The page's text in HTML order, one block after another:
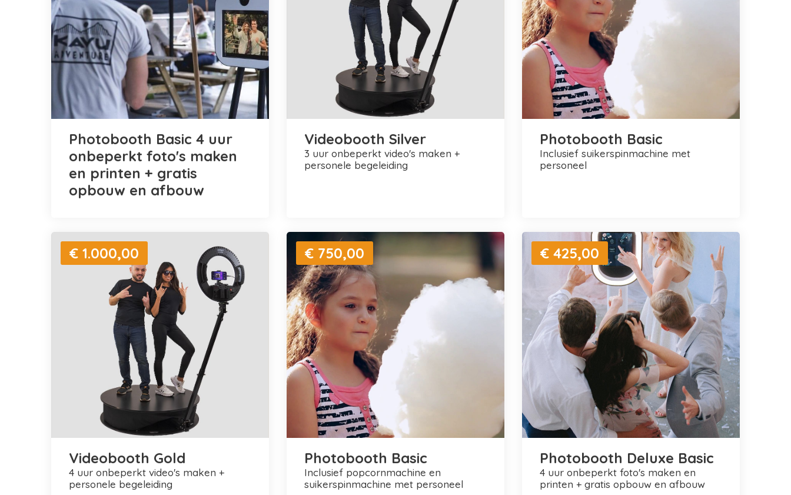
Photobooth Basic 4 uur
onbeperkt foto's maken
en printen + gratis
opbouw en afbouw
Videobooth Silver
3 uur onbeperkt video's maken +
personele begeleiding
Photobooth Basic
inclusief suikerspinmachine met
personeel
€ 1.000,00
Videobooth Gold
4 uur onbeperkt video's maken +
personele begeleiding
€ 750,00
Photobooth Basic
inclusief popcornmachine en
suikerspinmachine met personeel
€ 425,00
Photobooth Deluxe Basic
4 uur onbeperkt foto's maken en
printen + gratis opbouw en afbouw